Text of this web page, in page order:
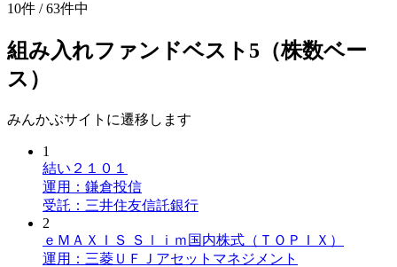
10件 / 63件中
組み入れファンドベスト5（株数ベー
ス）
みんかぶサイトに遷移します
1
結い２１０１
運用：鎌倉投信
受託：三井住友信託銀行
2
ｅＭＡＸＩＳ Ｓｌｉｍ国内株式（ＴＯＰＩＸ）
運用：三菱ＵＦＪアセットマネジメント